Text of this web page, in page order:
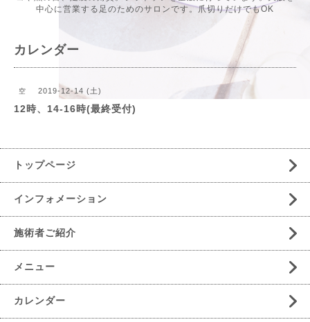
中心に営業する足のためのサロンです。爪切りだけでもOK
カレンダー
空 2019-12-14 (土)
12時、14-16時(最終受付)
トップページ
インフォメーション
施術者ご紹介
メニュー
カレンダー